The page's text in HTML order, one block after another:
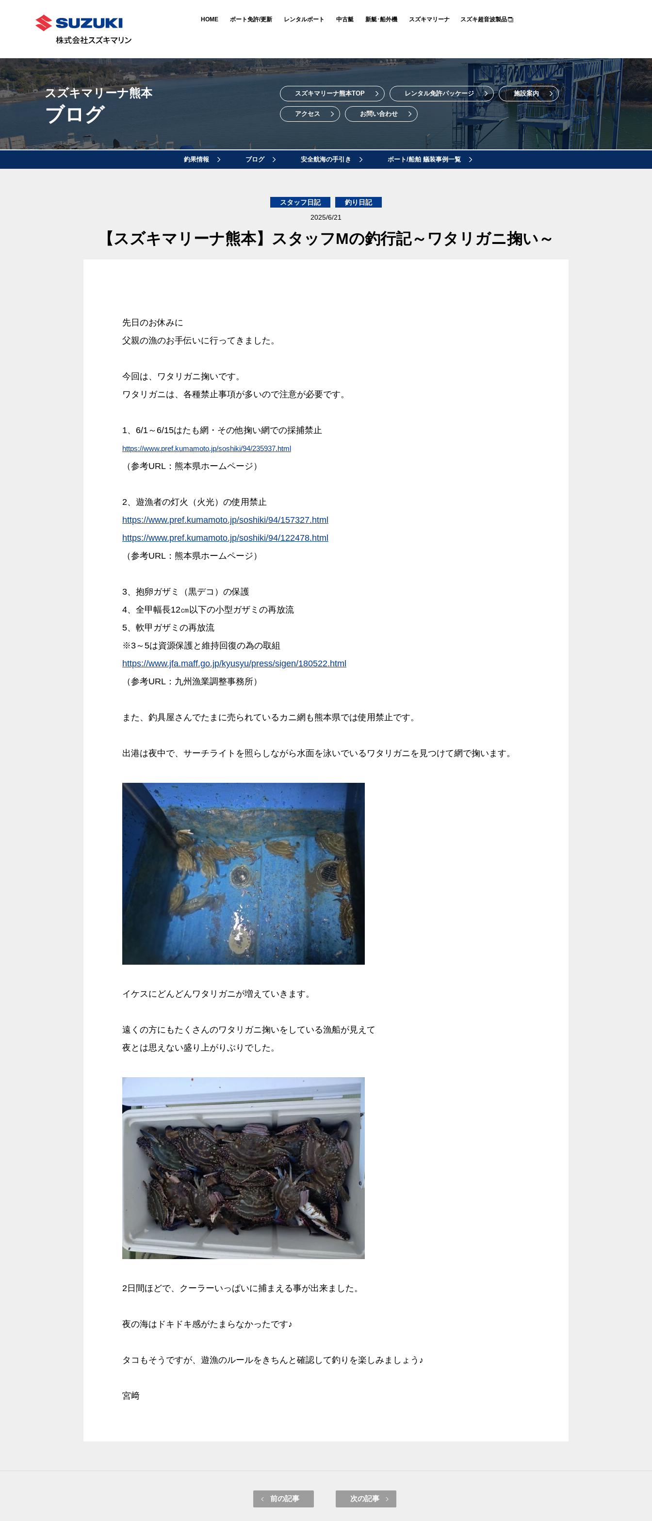
HOME ボート免許/更新 レンタルボート 中古艇 新艇･船外機 スズキマリーナ スズキ超音波製品
スズキマリーナ熊本
ブログ
スズキマリーナ熊本TOP レンタル免許パッケージ 施設案内
アクセス お問い合わせ
釣果情報 ブログ 安全航海の手引き ボート/船舶 艤装事例一覧
スタッフ日記
釣り日記
2025/6/21
【スズキマリーナ熊本】スタッフMの釣行記～ワタリガニ掬い～
先日のお休みに
父親の漁のお手伝いに行ってきました。
今回は、ワタリガニ掬いです。
ワタリガニは、各種禁止事項が多いので注意が必要です。
1、6/1～6/15はたも網・その他掬い網での採捕禁止
https://www.pref.kumamoto.jp/soshiki/94/235937.html
（参考URL：熊本県ホームページ）
2、遊漁者の灯火（火光）の使用禁止
https://www.pref.kumamoto.jp/soshiki/94/157327.html
https://www.pref.kumamoto.jp/soshiki/94/122478.html
（参考URL：熊本県ホームページ）
3、抱卵ガザミ（黒デコ）の保護
4、全甲幅長12㎝以下の小型ガザミの再放流
5、軟甲ガザミの再放流
※3～5は資源保護と維持回復の為の取組
https://www.jfa.maff.go.jp/kyusyu/press/sigen/180522.html
（参考URL：九州漁業調整事務所）
また、釣具屋さんでたまに売られているカニ網も熊本県では使用禁止です。
出港は夜中で、サーチライトを照らしながら水面を泳いでいるワタリガニを見つけて網で掬います。
イケスにどんどんワタリガニが増えていきます。
遠くの方にもたくさんのワタリガニ掬いをしている漁船が見えて
夜とは思えない盛り上がりぶりでした。
2日間ほどで、クーラーいっぱいに捕まえる事が出来ました。
夜の海はドキドキ感がたまらなかったです♪
タコもそうですが、遊漁のルールをきちんと確認して釣りを楽しみましょう♪
宮﨑
前の記事 次の記事